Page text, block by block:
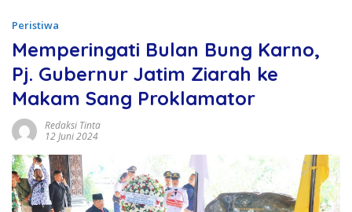
Peristiwa
Memperingati Bulan Bung Karno,
Pj. Gubernur Jatim Ziarah ke
Makam Sang Proklamator
Redaksi Tinta
12 Juni 2024